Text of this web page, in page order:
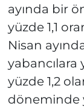
ayında bir
yüzde 1,1
Nisan
yabancılara
yüzde 1,2
döneminde